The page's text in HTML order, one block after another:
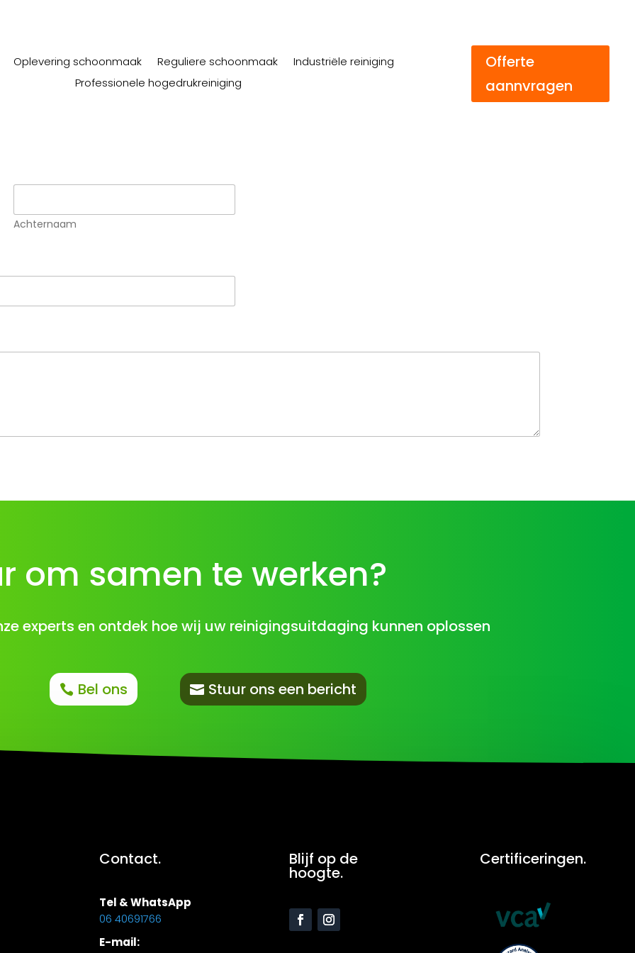
Oplevering schoonmaak Reguliere schoonmaak
Industriële reiniging
Professionele hogedrukreiniging
Offerte
aannvragen
Achternaam
om samen te werken?
experts en ontdek hoe wij uw reinigingsuitdaging kunnen oplossen
Bel ons Stuur ons een bericht
Contact.
Tel & WhatsApp
06 40691766
E-mail:
Blijf op de
hoogte.
Certificeringen.